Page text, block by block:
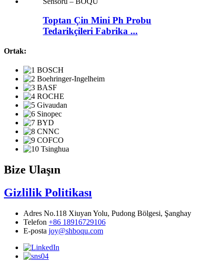
Toptan Çin Mini Ph Probu
Tedarikçileri Fabrika ...
Ortak:
Bize Ulaşın
Gizlilik Politikası
Adres No.118 Xiuyan Yolu, Pudong Bölgesi, Şanghay
Telefon +86 18916729106
E-posta joy@shboqu.com